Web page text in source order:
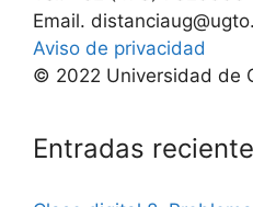
Email.
Aviso de privacidad
© 2022 Universidad de
Entradas